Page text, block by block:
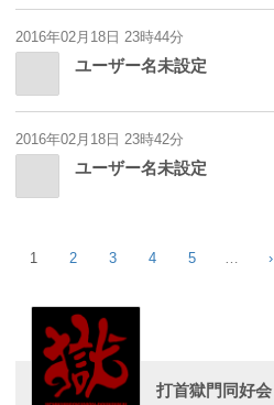
2016年02月18日 23時44分
ユーザー名未設定
2016年02月18日 23時42分
ユーザー名未設定
1 2 3 4 5 … ›
打首獄門同好会